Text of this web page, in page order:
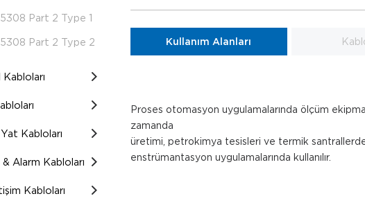
5308 Part 2 Type 1
5308 Part 2 Type 2
Kabloları
Alarm Kabloları
Kabloları
Kullanım Alanları
Proses otomasyon uygulamalarında ölçüm
zamanda petrol arama,
üretimi, petrokimya tesisleri ve termik
enstrümantasyon